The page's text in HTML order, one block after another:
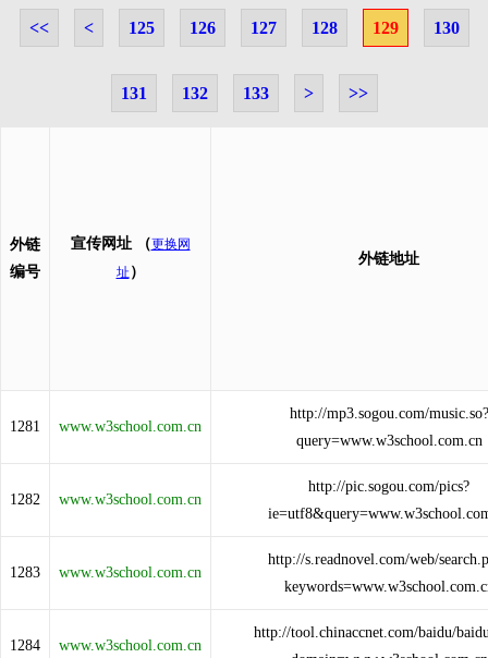
<< < 125 126 127 128 129 130
131 132 133 > >>
外链
编号
宣传网址 （更换网
址 ）
外链地址
1281 www.w3school.com.cn
http://mp3.sogou.com/music.so?
query=www.w3school.com.cn
1282 www.w3school.com.cn
http://pic.sogou.com/pics?
1283 www.w3school.com.cn
http://s.readnovel.com/web/
1284 www.w3school.com.cn
http://tool.chinaccnet.com/baidu/